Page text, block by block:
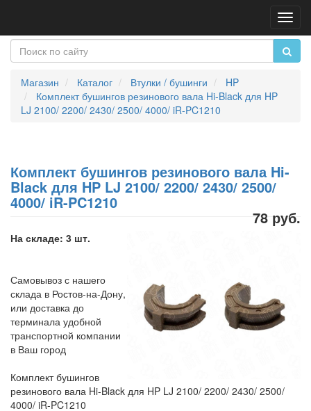
Магазин Каталог Втулки / бушинги
HP
Комплект бушингов резинового вала Hi-Black для HP
LJ 2100/ 2200/ 2430/ 2500/ 4000/ iR-PC1210
Комплект бушингов резинового вала Hi-
Black для HP LJ 2100/ 2200/ 2430/ 2500/
4000/ iR-PC1210
78 руб.
На складе: 3 шт.
Самовывоз с нашего
склада в Ростов-на-Дону,
или доставка до
терминала удобной
транспортной компании
в Ваш город
Комплект бушингов
резинового вала Hi-Black для HP LJ 2100/ 2200/ 2430/ 2500/
4000/ iR-PC1210